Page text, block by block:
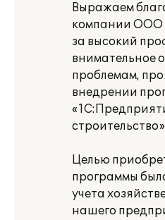
Выражаем
компании ООО
за высокий
внимательное
проблемам,
внедрении
Целью
программы
учета
нашего